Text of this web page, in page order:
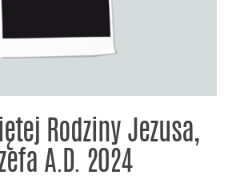
Rodziny Jezusa,
A.D. 2024